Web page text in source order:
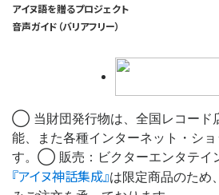
アイヌ語を贈るプロジェクト
音声ガイド（バリアフリー）
◯ 当財団発行物は、全国レコード
能、また各種インターネット・シ
す。◯ 販売：ビクターエンタテ
『アイヌ神話集成』は限定商品のため